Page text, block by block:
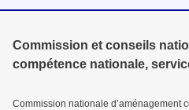
Commission et conseils
compétence nationale,
Commission nationale d’aménagement